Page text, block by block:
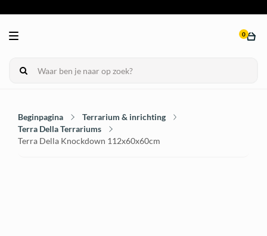
0
Beginpagina
Terrarium & inrichting
Terra Della Terrariums
Terra Della Knockdown 112x60x60cm